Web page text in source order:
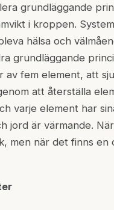
grundläggande
i kroppen.
hälsa och
grundläggande
av fem element, att
att återställa
varje element har
jord är värmande.
men när det finns en